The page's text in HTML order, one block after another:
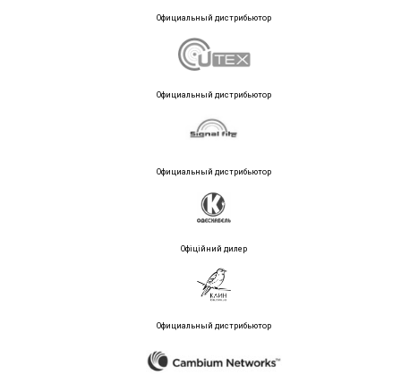
Официальный дистрибьютор
Официальный дистрибьютор
Официальный дистрибьютор
Офіційний дилер
Официальный дистрибьютор